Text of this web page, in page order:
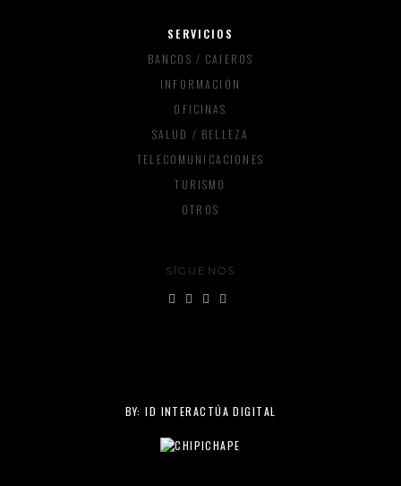
SERVICIOS
BANCOS / CAJEROS
INFORMACIÓN
OFICINAS
SALUD / BELLEZA
TELECOMUNICACIONES
TURISMO
OTROS
SÍGUENOS
BY:ID INTERACTÚA DIGITAL